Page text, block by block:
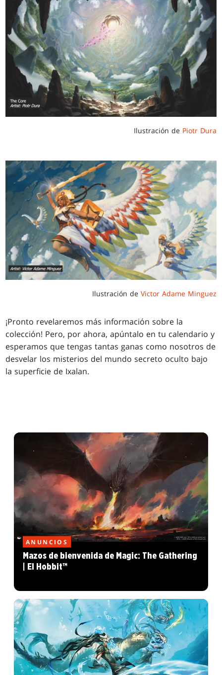
Ilustración de Piotr Dura
Ilustración de Victor Adame Minguez
¡Pronto revelaremos más información sobre la
colección! Pero, por ahora, apúntalo en tu calendario y
esperamos que tengas tantas ganas como nosotros de
desvelar los misterios del mundo secreto oculto bajo
la superficie de Ixalan.
ANUNCIOS
Mazos de bienvenida de Magic: The Gathering
| El Hobbit™